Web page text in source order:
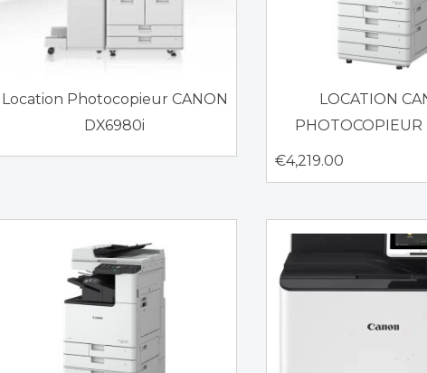
Location Photocopieur CANON
DX6980i
LOCATION
PHOTOCOPIEUR
€4,219.00